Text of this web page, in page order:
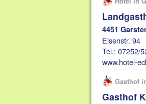
4451
Eisenstr. 94
Tel.: 07252/
www.hotel-
Gasthof
Gasthof